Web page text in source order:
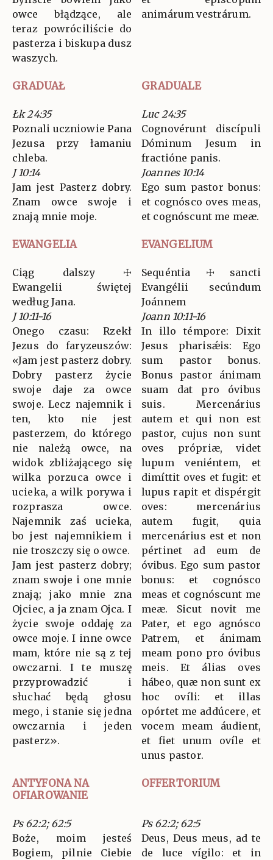
owce błądzące, ale
teraz powróciliście do
pasterza i biskupa dusz
waszych.
animárum vestrárum.
GRADUAŁ GRADUALE
Łk 24:35
Poznali uczniowie Pana
Jezusa przy łamaniu
chleba.
J 10:14
Jam jest Pasterz dobry.
Znam owce swoje i
znają mnie moje.
Luc 24:35
Cognovérunt discípuli
Dóminum Jesum in
fractióne panis.
Joannes 10:14
Ego sum pastor bonus:
et cognósco oves meas,
et cognóscunt me meæ.
EWANGELIA EVANGELIUM
Ciąg dalszy ☩
Ewangelii świętej
według Jana.
J 10:11-16
Onego czasu: Rzekł
Jezus do faryzeuszów:
«Jam jest pasterz dobry.
Dobry pasterz życie
swoje daje za owce
swoje. Lecz najemnik i
ten, kto nie jest
pasterzem, do którego
nie należą owce, na
widok zbliżającego się
wilka porzuca owce i
ucieka, a wilk porywa i
rozprasza owce.
Najemnik zaś ucieka,
bo jest najemnikiem i
nie troszczy się o owce.
Jam jest pasterz dobry;
znam swoje i one mnie
znają; jako mnie zna
Ojciec, a ja znam Ojca. I
życie swoje oddaję za
owce moje. I inne owce
mam, które nie są z tej
owczarni. I te muszę
przyprowadzić i
słuchać będą głosu
mego, i stanie się jedna
owczarnia i jeden
pasterz».
Sequéntia ☩ sancti
Evangélii secúndum
Joánnem
Joann 10:11-16
In illo témpore: Dixit
Jesus pharisǽis: Ego
sum pastor bonus.
Bonus pastor ánimam
suam dat pro óvibus
suis. Mercenárius
autem et qui non est
pastor, cujus non sunt
oves própriæ, videt
lupum veniéntem, et
dimíttit oves et fugit: et
lupus rapit et dispérgit
oves: mercenárius
autem fugit, quia
mercenárius est et non
pértinet ad eum de
óvibus. Ego sum pastor
bonus: et cognósco
meas et cognóscunt me
meæ. Sicut novit me
Pater, et ego agnósco
Patrem, et ánimam
meam pono pro óvibus
meis. Et álias oves
hábeo, quæ non sunt ex
hoc ovíli: et illas
opórtet me addúcere, et
vocem meam áudient,
et fiet unum ovíle et
unus pastor.
ANTYFONA NA
OFIAROWANIE
OFFERTORIUM
Ps 62:2; 62:5
Boże, moim jesteś
Bogiem, pilnie Ciebie
Ps 62:2; 62:5
Deus, Deus meus, ad te
de luce vígilo: et in